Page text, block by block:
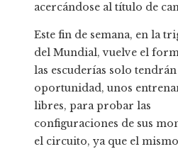
acercándose al título de
Este fin de semana, en la
del Mundial, vuelve el
las escuderías solo
oportunidad, unos
libres, para probar las
configuraciones de sus
el circuito, ya que el